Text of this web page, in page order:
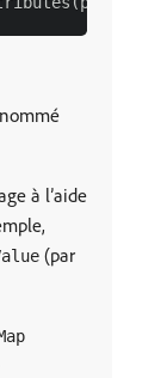
à l’aide
(par